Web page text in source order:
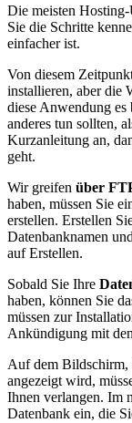
Die meisten
Sie die Schritte
einfacher ist.
Von diesem
installieren, aber die
diese Anwendung es
anderes tun sollten,
Kurzanleitung an,
geht.
Wir greifen über
haben, müssen Sie
erstellen. Erstellen
Datenbanknamen
auf Erstellen.
Sobald Sie Ihre
haben, können Sie
müssen zur
Ankündigung mit
Auf dem Bildschirm,
angezeigt wird,
Ihnen verlangen. Im
Datenbank ein, die